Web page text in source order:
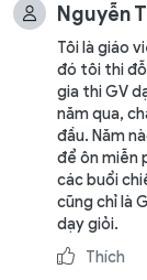
Nguyễn
Tôi là giáo
đó tôi thi đỗ
gia thi GV
năm qua,
đầu. Năm
để ôn miễn
các buổi
cũng chỉ là
dạy giỏi.
Thích